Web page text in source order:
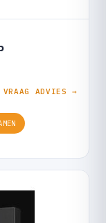
VRAAG ADVIES →